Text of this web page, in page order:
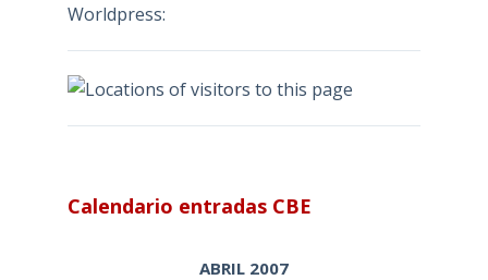
Worldpress:
Calendario entradas CBE
ABRIL 2007